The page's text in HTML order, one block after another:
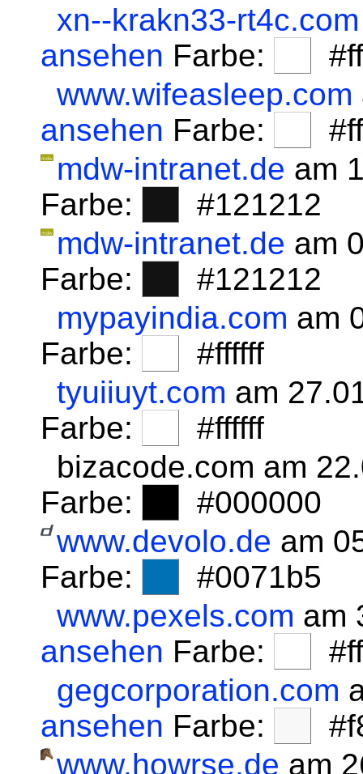
xn--krakn33-rt4c.com
ansehen Farbe:
www.wifeasleep.com
ansehen Farbe:
mdw-intranet.de am
Farbe:
#121212
mdw-intranet.de am
Farbe:
#121212
mypayindia.com am
Farbe:
#ffffff
tyuiiuyt.com am
Farbe:
#ffffff
bizacode.com am
Farbe:
#000000
www.devolo.de am
Farbe:
#0071b5
www.pexels.com am
ansehen Farbe:
gegcorporation.com
ansehen Farbe:
www.howrse.de am